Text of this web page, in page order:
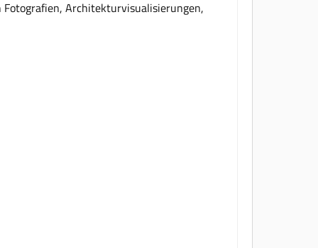
Architekturvisualisierungen,